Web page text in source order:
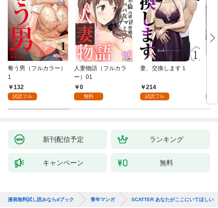
奪う男（フルカラー）
1
132
試読フル
人妻物語（フルカラ
ー）01
0
無料
妻、交換します１
214
試読フル
な
新刊配信予定 ランキング
キャンペーン 無料
漫画無料試し読みならdブック 青年マンガ SCATTER あなたがここにいてほしい